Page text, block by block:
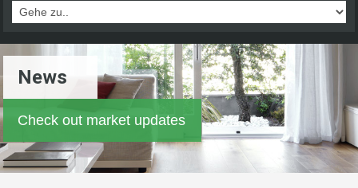
News
Check out market updates